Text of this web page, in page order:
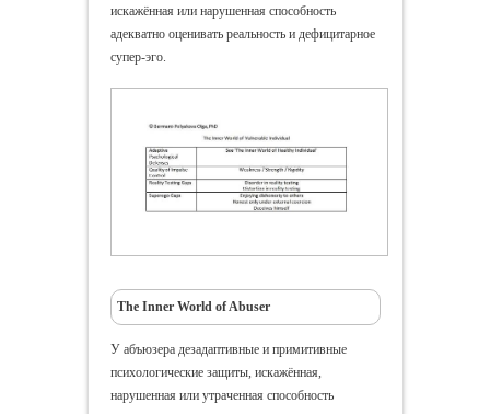
искажённая или нарушенная способность
адекватно оценивать реальность и дефицитарное
супер-эго.
The Inner World of Abuser
У абъюзера дезадаптивные и примитивные
психологические защиты, искажённая,
нарушенная или утраченная способность